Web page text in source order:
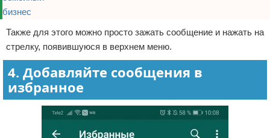
Также для этого можно просто зажать сообщение и нажать на
стрелку, появившуюся в верхнем меню.
4. Добавляйте сообщения в
избранное